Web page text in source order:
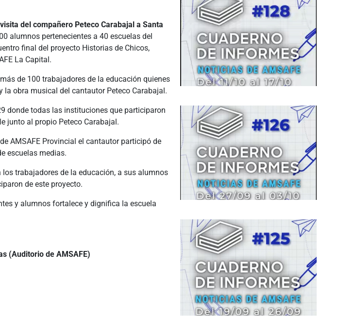
del compañero Peteco Carabajal a Santa
alumnos pertenecientes a 40 escuelas del
final del proyecto Historias de Chicos,
La Capital.
de 100 trabajadores de la educación quienes
obra musical del cantautor Peteco Carabajal.
donde todas las instituciones que participaron
junto al propio Peteco Carabajal.
AMSAFE Provincial el cantautor participó de
escuelas medias.
trabajadores de la educación, a sus alumnos
de este proyecto.
y alumnos fortalece y dignifica la escuela
(Auditorio de AMSAFE)